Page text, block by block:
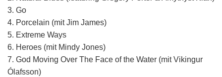
3. Go
4. Porcelain (mit Jim James)
5. Extreme Ways
6. Heroes (mit Mindy Jones)
7. God Moving Over The Face of the Water (mit Vikingur
Ólafsson)